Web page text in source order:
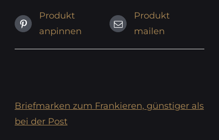
Produkt
anpinnen
Produkt
mailen
Briefmarken zum Frankieren, günstiger als
bei der Post